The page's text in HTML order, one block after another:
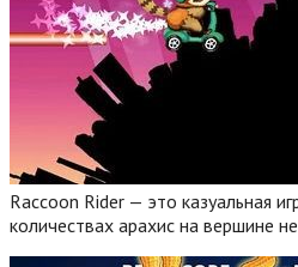
Raccoon Rider — это казуальная
количествах арахис на вершине